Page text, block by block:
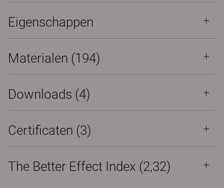
Eigenschappen
Materialen (194)
Downloads (4)
Certificaten (3)
The Better Effect Index (2,32)